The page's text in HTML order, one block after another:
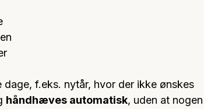
f.eks. nytår, hvor der ikke ønskes
håndhæves automatisk, uden at